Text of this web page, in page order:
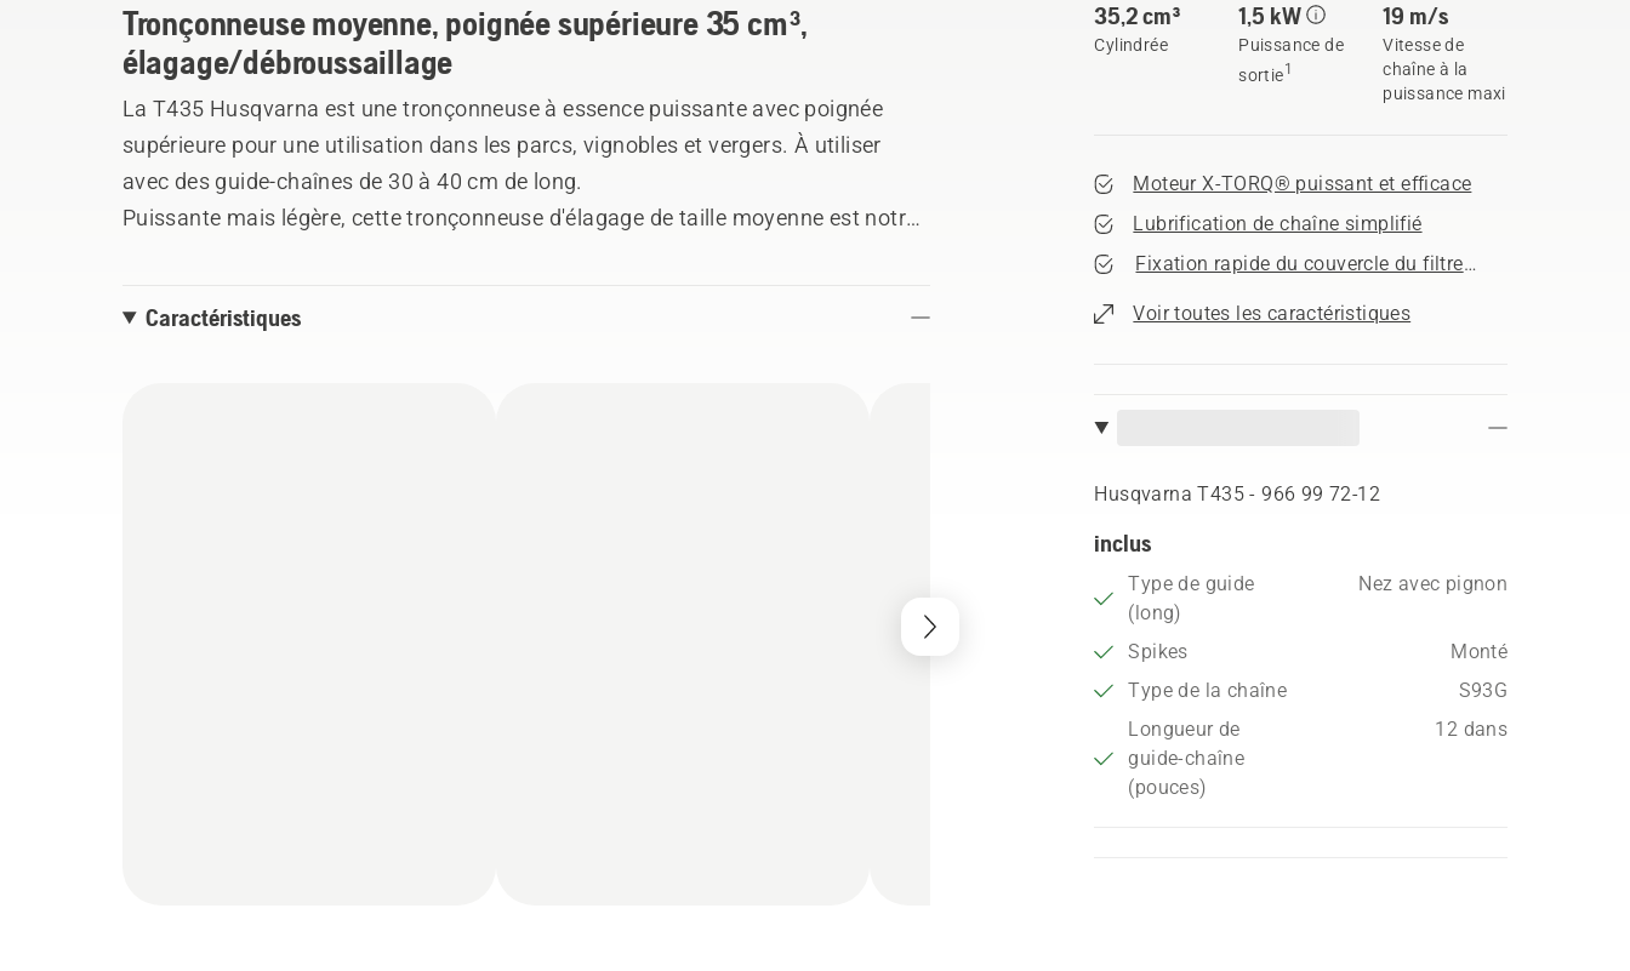
35,2 cm³
Cylindrée
1,5 kW
Puissance de
sortie1
19 m/s
Vitesse de
chaîne à la
puissance maxi
Moteur X-TORQ® puissant et efficace
Lubrification de chaîne simplifié
Fixation rapide du couvercle du filtre à air
Voir toutes les caractéristiques
Husqvarna T435 - 966 99 72‑12
inclus
Type de guide
(long)
Nez avec pignon
Spikes
Monté
Type de la chaîne
S93G
Longueur de
guide-chaîne
(pouces)
12 dans
Tronçonneuse moyenne, poignée supérieure 35 cm³,
élagage/débroussaillage
La T435 Husqvarna est une tronçonneuse à essence puissante avec poignée
supérieure pour une utilisation dans les parcs, vignobles et vergers. À utiliser
avec des guide-chaînes de 30 à 40 cm de long.
Puissante mais légère, cette tronçonneuse d'élagage de taille moyenne est notre
sophistiquées, dont un moteur X-Torq® 35 cm³ à faibles émissions et un bon
Caractéristiques